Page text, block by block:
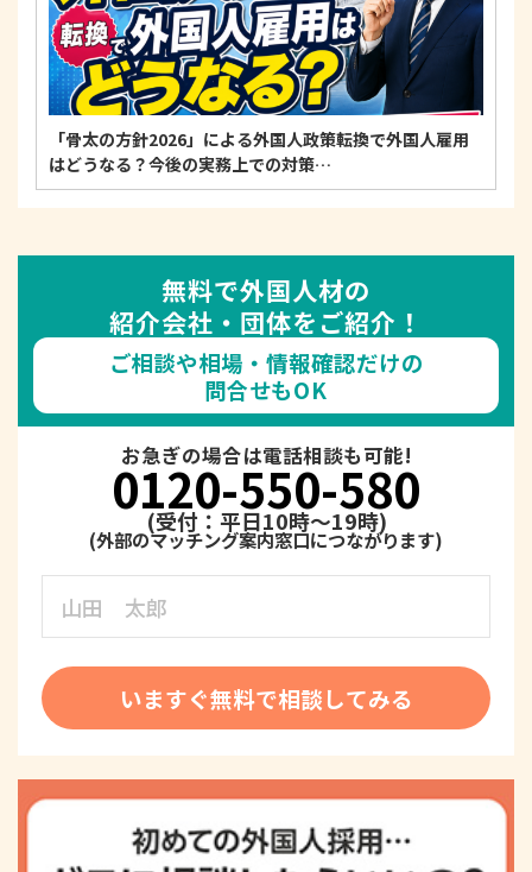
「骨太の方針2026」による外国人政策転換で外国人雇用
はどうなる？今後の実務上での対策…
無料で外国人材の
紹介会社・団体をご紹介！
ご相談や相場・情報確認だけの
問合せもOK
お急ぎの場合は電話相談も可能!
0120-550-580
(受付：平日10時～19時)
いますぐ無料で相談してみる